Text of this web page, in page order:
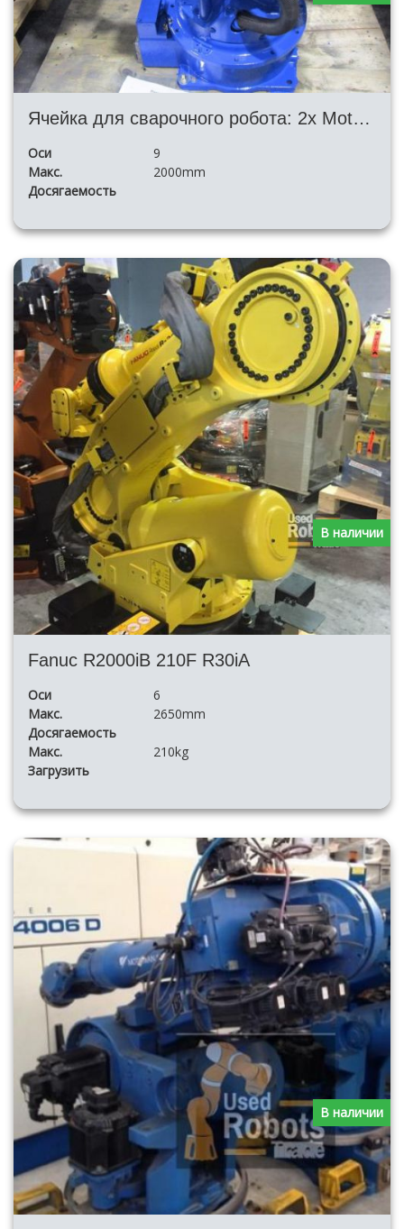
Ячейка для сварочного робота: 2x Motoman Ea1900 Nx100 + H Posizioner + Fronius TPS4000
Оси
9
Макс.
Досягаемость
2000mm
Fanuc R2000iB 210F R30iA
Оси
6
Макс.
Досягаемость
2650mm
Макс.
Загрузить
210kg
В наличии
В наличии